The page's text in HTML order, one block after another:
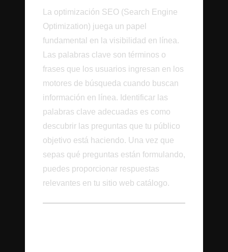
La optimización SEO (Search Engine
Optimization) juega un papel
fundamental en la visibilidad en línea.
Las palabras clave son términos o
frases que los usuarios ingresan en los
motores de búsqueda cuando buscan
información en línea. Identificar las
palabras clave adecuadas es como
descubrir las preguntas que tu público
objetivo está haciendo. Una vez que
sepas qué preguntas están formulando,
puedes proporcionar respuestas
relevantes en tu sitio web catálogo.